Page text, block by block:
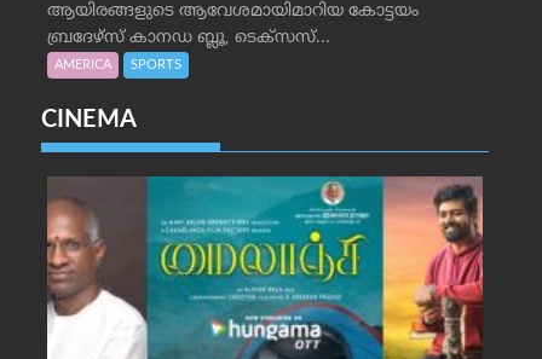
ആയിരങ്ങളുടെ ആവേശമായിമാറിയ കോട്ടയം
ബ്രദേഴ്‌സ് കാനഡ ബ്ലൂ, ടെക്‌സസ്...
AMERICA SPORTS
CINEMA